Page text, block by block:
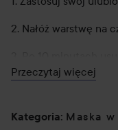
2. Nałóż warstwę na
75 ml
Przeczytaj więcej
Kategoria: Maska